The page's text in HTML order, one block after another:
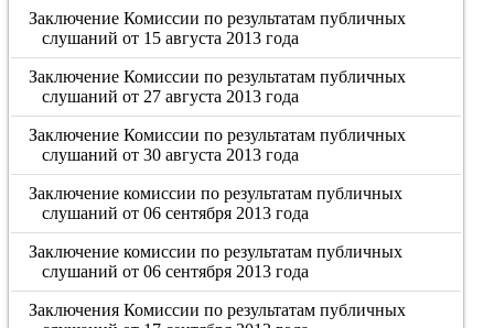
Заключение Комиссии по результатам публичных
слушаний от 15 августа 2013 года
Заключение Комиссии по результатам публичных
слушаний от 27 августа 2013 года
Заключение Комиссии по результатам публичных
слушаний от 30 августа 2013 года
Заключение комиссии по результатам публичных
слушаний от 06 сентября 2013 года
Заключение комиссии по результатам публичных
слушаний от 06 сентября 2013 года
Заключения Комиссии по результатам публичных